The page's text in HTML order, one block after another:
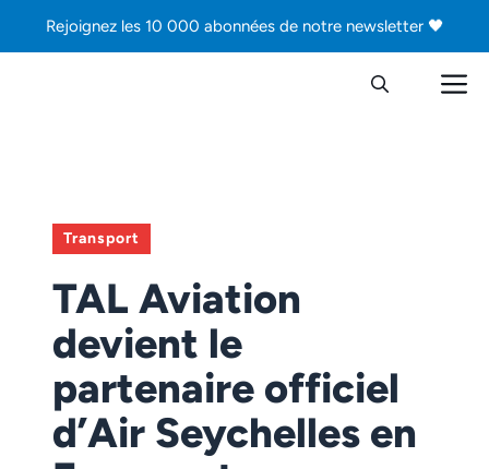
Rejoignez les 10 000 abonnées de notre newsletter 🖤
Transport
TAL Aviation
devient le
partenaire officiel
d’Air Seychelles en